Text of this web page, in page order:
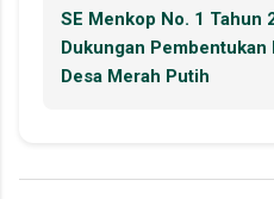
SE Menkop No. 1 Tahun
Dukungan Pembentukan
Desa Merah Putih